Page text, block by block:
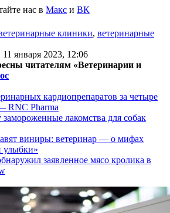
нас в Макс и ВК
клиники, ветеринарные
11 января 2023, 12:06
читателям «Ветеринарии и
кардиопрепаратов за четыре
RNC Pharma
лакомства для собак
виниры: ветеринар — о мифах
улыбки»
заявленное мясо кролика в